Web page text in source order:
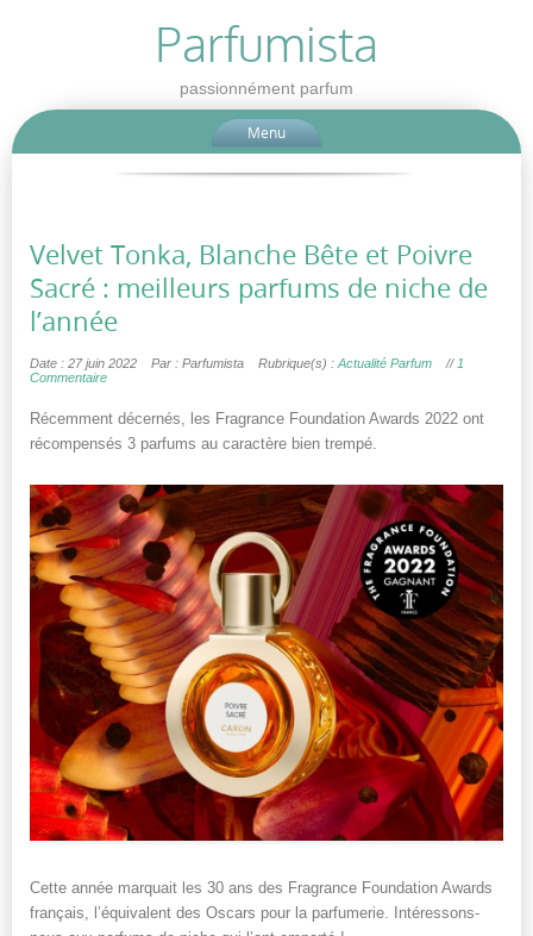
Parfumista
passionnément parfum
Menu
Velvet Tonka, Blanche Bête et Poivre
Sacré : meilleurs parfums de niche de
l’année
Date : 27 juin 2022 Par : Parfumista Rubrique(s) :Actualité Parfum //1
Commentaire
Récemment décernés, les Fragrance Foundation Awards 2022 ont
récompensés 3 parfums au caractère bien trempé.
Cette année marquait les 30 ans des Fragrance Foundation Awards
français, l’équivalent des Oscars pour la parfumerie. Intéressons-